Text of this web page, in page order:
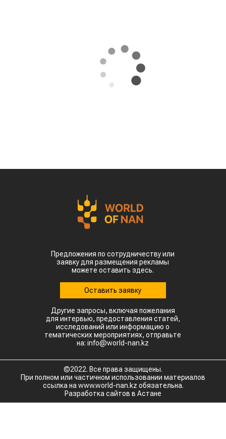
Предложения по сотрудничеству или
заявку для размещения рекламы
можете оставить здесь.
Оставить заявку
Другие запросы, включая пожелания
для интервью, предоставления статей,
исследований или информацию о
тематических мероприятиях, отправьте
на: info@world-nan.kz
©2022. Все права защищены.
При полном или частичном использовании материалов
ссылка на www.world-nan.kz обязательна.
Разработка сайтов в Астане